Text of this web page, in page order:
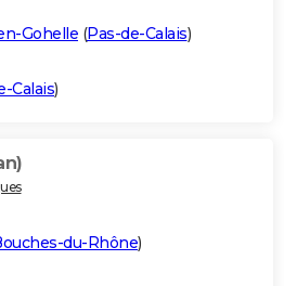
Gohelle (Pas-de-Calais)
Calais)
du-Rhône)